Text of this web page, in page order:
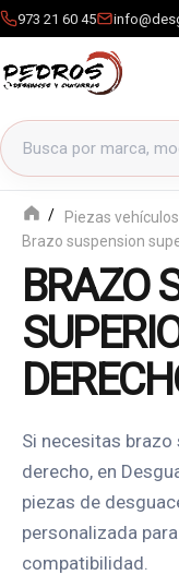
973 21 60 45
Buscar productos
Piezas vehículos
Brazo suspension
BRAZO
Si necesitas
derecho, en
piezas de
personalizada
compatibilidad.